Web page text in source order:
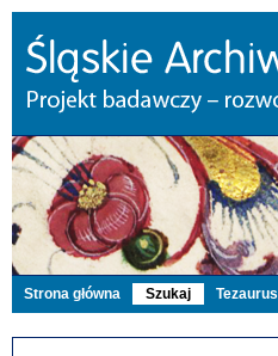
Strona główna Szukaj Tezaurus